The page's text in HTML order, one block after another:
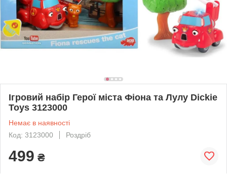
Ігровий набір Герої міста Фіона та Лулу Dickie
Toys 3123000
Немає в наявності
Код: 3123000
Роздріб
499 ₴